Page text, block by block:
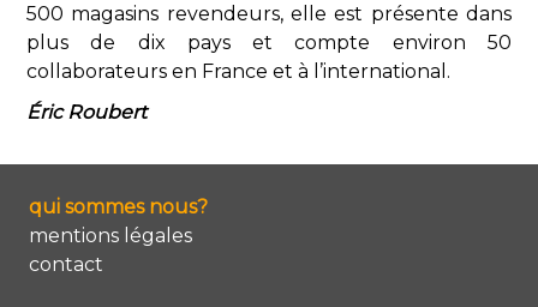
500 magasins revendeurs, elle est présente dans
plus de dix pays et compte environ 50
collaborateurs en France et à l’international.
Éric Roubert
qui sommes nous?
mentions légales
contact